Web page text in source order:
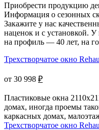
Приобрести продукцию
Информация о сезонных
Закажите у нас
наценок и с установкой.
на профиль — 40 лет, на
Трехстворчатое окно
от 30 998 ₽
Пластиковые окна
домах, иногда проемы
каркасных домах,
Трехстворчатое окно